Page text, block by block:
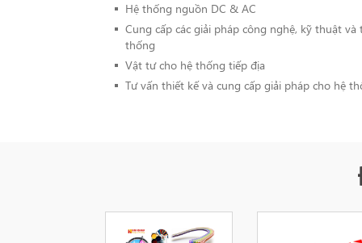
Hệ thống nguồn DC & AC
Cung cấp các giải pháp công nghệ, kỹ thuật
thống
Vật tư cho hệ thống tiếp địa
Tư vấn thiết kế và cung cấp giải pháp cho hệ